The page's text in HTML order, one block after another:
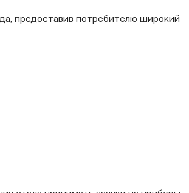
предоставив потребителю широкий